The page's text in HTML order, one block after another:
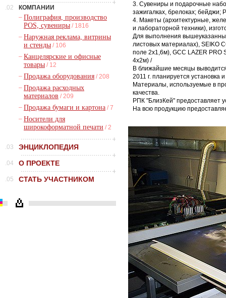
.02
КОМПАНИИ
– Полиграфия, производство
POS, сувениры / 1816
– Наружная реклама, витрины
и стенды / 106
– Канцелярские и офисные
товары / 12
– Продажа оборудования / 208
– Продажа расходных
материалов / 209
– Продажа бумаги и картона / 7
– Носители для
широкоформатной печати / 2
.03 ЭНЦИКЛОПЕДИЯ
.04 О ПРОЕКТЕ
.05 СТАТЬ УЧАСТНИКОМ
3. Сувениры и подарочные
зажигалках, брелоках; бейджи;
4. Макеты (архитектурные,
и лабораторной техники),
Для выполнения
листовых материалах), SEIKO
поле 2х1,6м), GCC LAZER PRO
4x2м) /
В ближайшие месяцы
2011 г. планируется установка
Материалы, используемые в
качества.
РПК "БлизКей" предоставляет
На всю продукцию